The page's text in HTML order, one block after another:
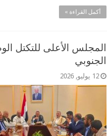
أكمل القراءة »
‏المجلس الأعلى للتكتل
الجنوبي
12 يوليو, 2026